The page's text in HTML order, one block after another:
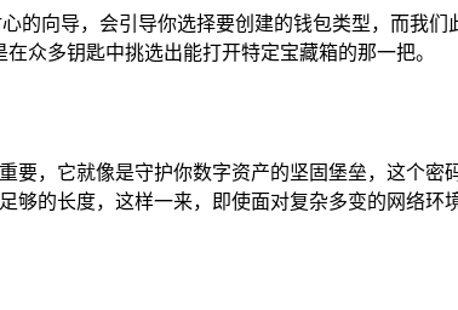
的向导，会引导你选择要创建的钱包类型，而我
众多钥匙中挑选出能打开特定宝藏箱的那一把。
要，它就像是守护你数字资产的坚固堡垒，这个
够的长度，这样一来，即使面对复杂多变的网络环